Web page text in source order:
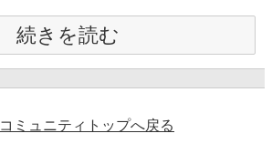
続きを読む
コミュニティトップへ戻る